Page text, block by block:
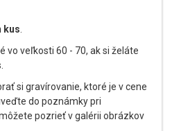
kus
vo veľkosti 60 - 70, ak si želáte
si gravírovanie, ktoré je v cene
do poznámky pri
pozrieť v galérii obrázkov